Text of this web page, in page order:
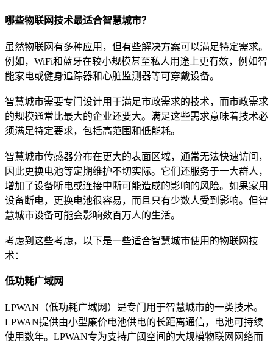
哪些物联网技术最适合智慧城市？
虽然物联网有多种应用，但有些解决方案可以满足特定需求。
例如，WiFi和蓝牙在较小规模甚至私人用途上更有效，例如智
能家电或健身追踪器和心脏监测器等可穿戴设备。
智慧城市需要专门设计用于满足市政需求的技术，而市政需求
的规模通常比最大的企业还要大。满足这些需求意味着技术必
须满足特定要求，包括高范围和低能耗。
智慧城市传感器分布在更大的表面区域，通常无法快速访问，
因此更换电池等定期维护不切实际。它们还服务于一大群人，
增加了设备断电或连接中断可能造成的影响的风险。如果家用
设备断电，更换电池很容易，而且只有少数人受到影响。但智
慧城市设备可能会影响数百万人的生活。
考虑到这些考虑，以下是一些适合智慧城市使用的物联网技
术：
低功耗广域网
LPWAN（低功耗广域网）是专门用于智慧城市的一类技术。
LPWAN提供由小型廉价电池供电的长距离通信，电池可持续
使用数年。LPWAN专为支持广阔空间的大规模物联网网络而